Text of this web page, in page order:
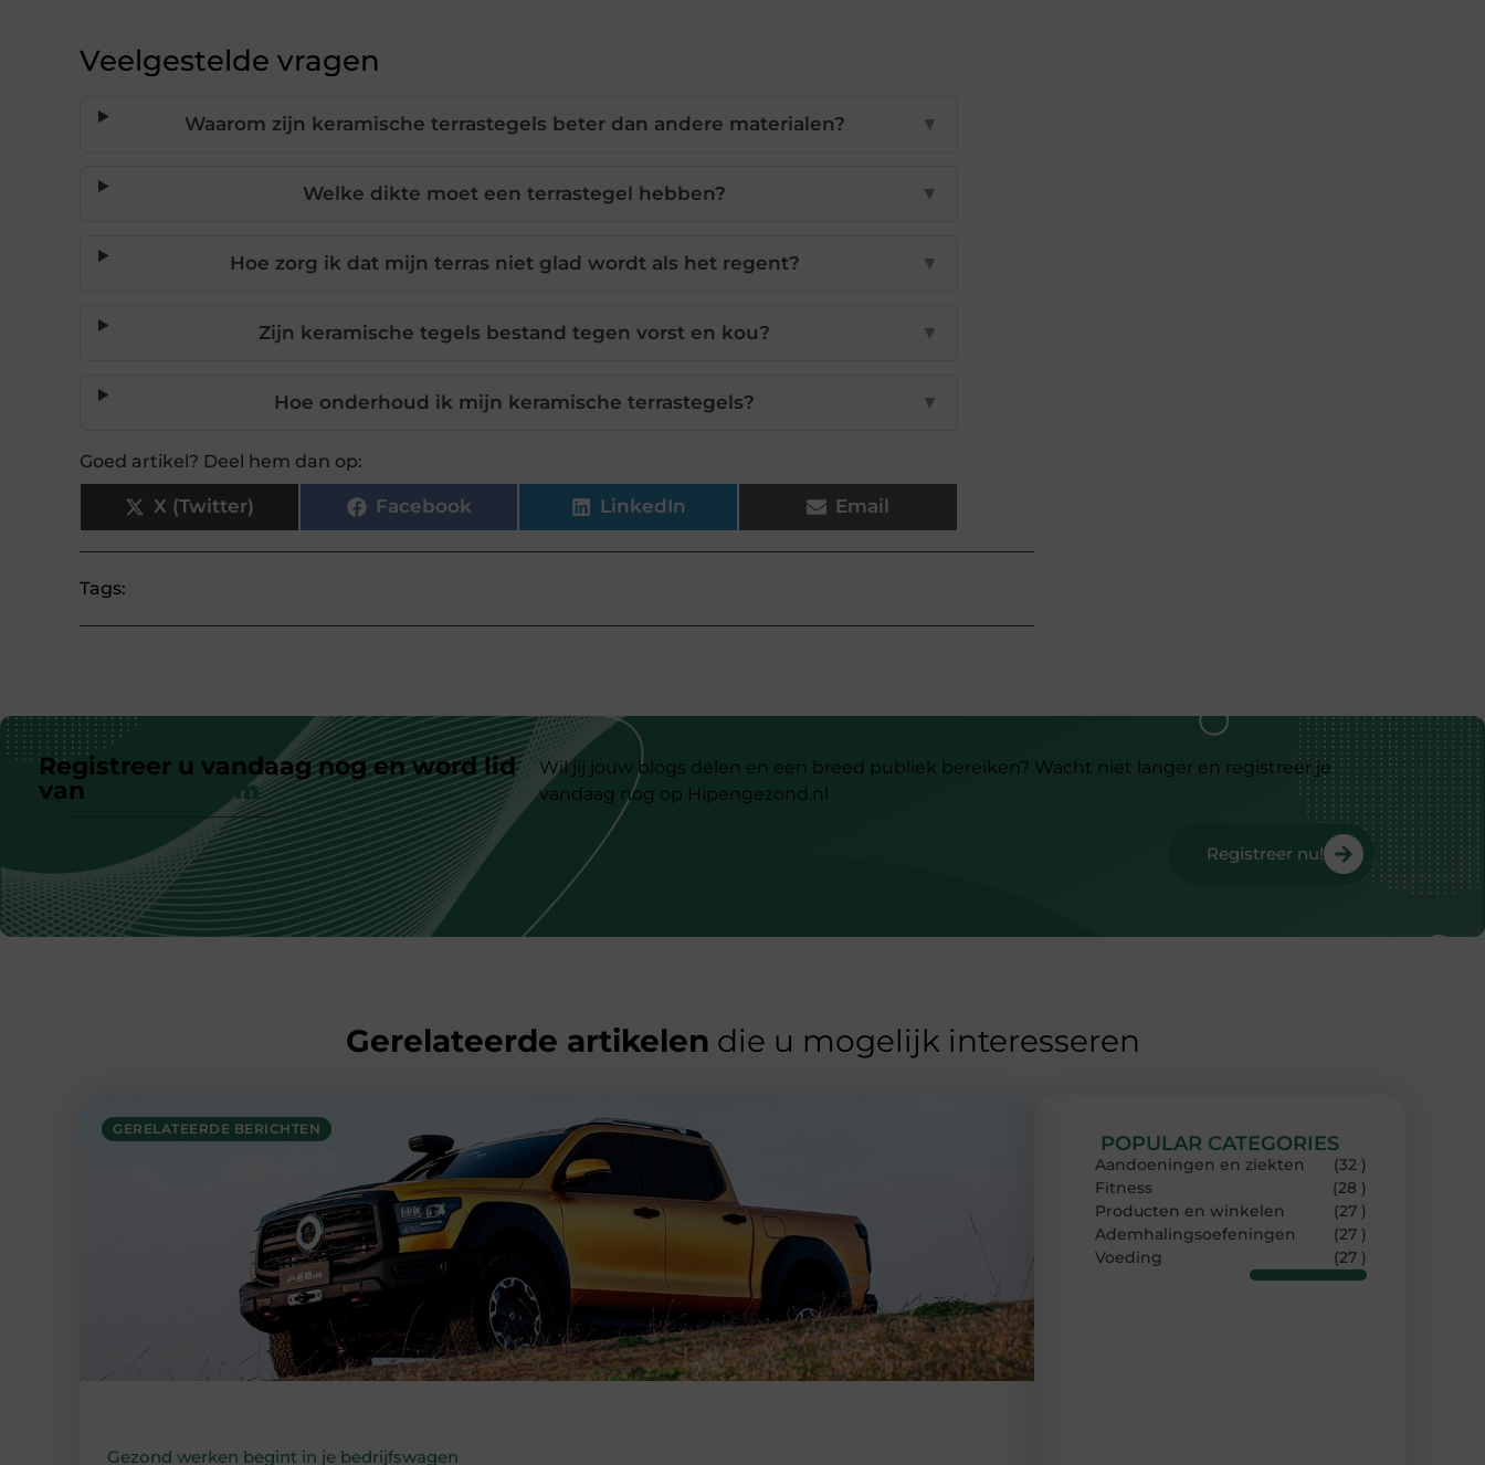
Veelgestelde vragen
Waarom zijn keramische terrastegels beter dan andere materialen? ▼
Welke dikte moet een terrastegel hebben? ▼
Hoe zorg ik dat mijn terras niet glad wordt als het regent? ▼
Zijn keramische tegels bestand tegen vorst en kou? ▼
Hoe onderhoud ik mijn keramische terrastegels? ▼
Goed artikel? Deel hem dan op:
X (Twitter) Facebook LinkedIn Email
Tags:
Registreer u vandaag nog en word lid
van
ons platform
Wil jij jouw blogs delen en een breed publiek bereiken? Wacht niet langer en registreer je
vandaag nog op Hipengezond.nl
Registreer nu!
Gerelateerde artikelen die u mogelijk interesseren
GERELATEERDE BERICHTEN
Gezond werken begint in je bedrijfswagen
POPULAR CATEGORIES
Aandoeningen en ziekten
(32 )
Fitness
(28 )
Producten en winkelen
(27 )
Ademhalingsoefeningen
(27 )
Voeding
(27 )